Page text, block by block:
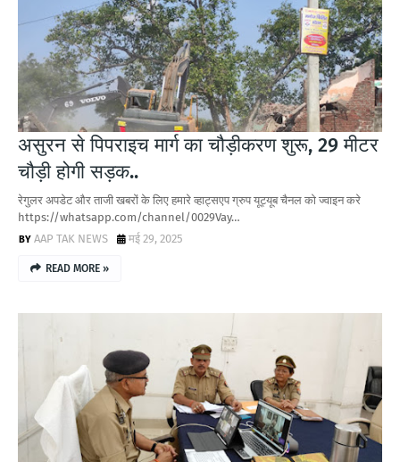
असुरन से पिपराइच मार्ग का चौड़ीकरण शुरू, 29 मीटर
चौड़ी होगी सड़क..
रेगुलर अपडेट और ताजी खबरों के लिए हमारे व्हाट्सएप ग्रुप यूट्यूब चैनल को ज्वाइन करे
https://whatsapp.com/channel/0029Vay…
AAP TAK NEWS
मई 29, 2025
READ MORE »